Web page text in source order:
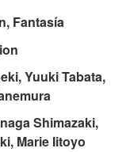
Fantasía
Yuuki Tabata,
Shimazaki,
Marie Iitoyo